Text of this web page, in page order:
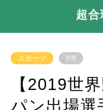
超合
スポーツ PR
【2019世
パン出場選